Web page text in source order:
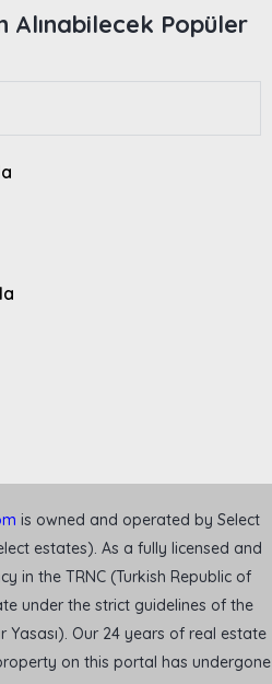
Alınabilecek Popüler
is owned and operated by Select
estates). As a fully licensed and
in the TRNC (Turkish Republic of
under the strict guidelines of the
Yasası). Our 24 years of real estate
on this portal has undergone